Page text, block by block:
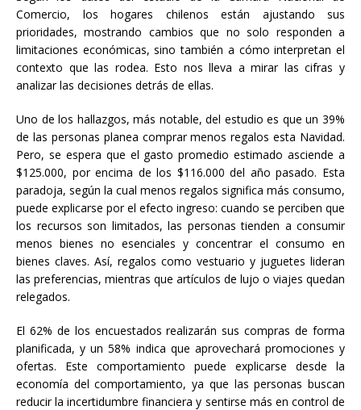
Comercio, los hogares chilenos están ajustando sus
prioridades, mostrando cambios que no solo responden a
limitaciones económicas, sino también a cómo interpretan el
contexto que las rodea. Esto nos lleva a mirar las cifras y
analizar las decisiones detrás de ellas.
Uno de los hallazgos, más notable, del estudio es que un 39%
de las personas planea comprar menos regalos esta Navidad.
Pero, se espera que el gasto promedio estimado asciende a
$125.000, por encima de los $116.000 del año pasado. Esta
paradoja, según la cual menos regalos significa más consumo,
puede explicarse por el efecto ingreso: cuando se perciben que
los recursos son limitados, las personas tienden a consumir
menos bienes no esenciales y concentrar el consumo en
bienes claves. Así, regalos como vestuario y juguetes lideran
las preferencias, mientras que artículos de lujo o viajes quedan
relegados.
El 62% de los encuestados realizarán sus compras de forma
planificada, y un 58% indica que aprovechará promociones y
ofertas. Este comportamiento puede explicarse desde la
economía del comportamiento, ya que las personas buscan
reducir la incertidumbre financiera y sentirse más en control de